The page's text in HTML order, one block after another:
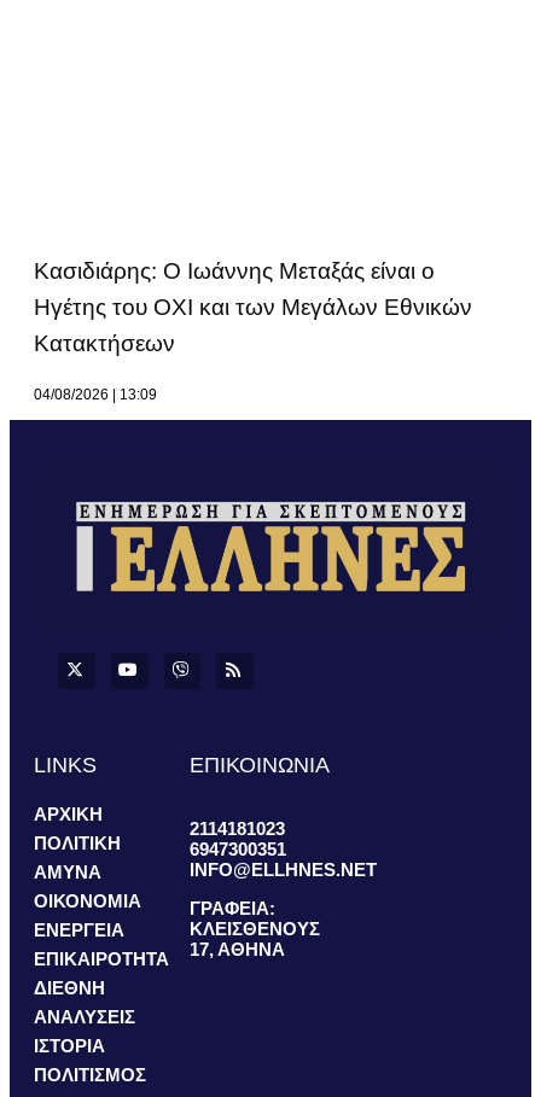
Κασιδιάρης: Ο Ιωάννης Μεταξάς είναι ο
Ηγέτης του ΟΧΙ και των Μεγάλων Εθνικών
Κατακτήσεων
04/08/2026 13:09
LINKS
ΑΡΧΙΚΗ
ΠΟΛΙΤΙΚΗ
ΑΜΥΝΑ
ΟΙΚΟΝΟΜΙΑ
ΕΝΕΡΓΕΙΑ
ΕΠΙΚΑΙΡΟΤΗΤΑ
ΔΙΕΘΝΗ
ΑΝΑΛΥΣΕΙΣ
ΙΣΤΟΡΙΑ
ΠΟΛΙΤΙΣΜΟΣ
ΕΠΙΚΟΙΝΩΝΙΑ
2114181023
6947300351
INFO@ELLHNES.NET
ΓΡΑΦΕΙΑ:
ΚΛΕΙΣΘΕΝΟΥΣ
17, ΑΘΗΝΑ